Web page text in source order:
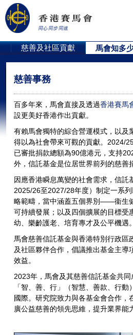
慈善及社區貢獻 馬會知多
慈善事務
百多年來，馬會直接及透過香港賽馬
設更美好香港作出貢獻。
有賴馬會獨特的綜合營運模式，以及
得以為社會帶來可觀的貢獻。2024/
已審批捐款總額為90億港元，支持
外，信託基金是位居世界前列的慈善
因應香港瞬息萬變的社會需求，信託
2025/26至2027/28年度）制定一系
略範疇，當中涵蓋五個界別——衞生
可持續發展；以及四個擴展的目標
幼、樂齡護老、培育專才及公平機遇。
馬會慈善信託基金與香港特別行政區
及社區夥伴合作，倡議推出基金主導
效益。
2023年，馬會及其慈善信託基金共同
「智、善、行」（智慧、善款、行
國際。研究院致力與各基金會合作，
廣公益慈善的領先思維，提升業界能